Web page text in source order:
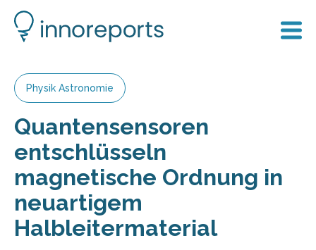
Physik Astronomie
Quantensensoren
entschlüsseln
magnetische Ordnung in
neuartigem
Halbleitermaterial